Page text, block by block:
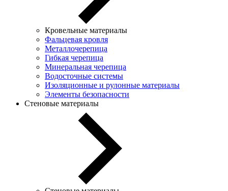
Кровельные материалы
Фальцевая кровля
Металлочерепица
Гибкая черепица
Минеральная черепица
Водосточные системы
Изоляционные и рулонные материалы
Элементы безопасности
Стеновые материалы